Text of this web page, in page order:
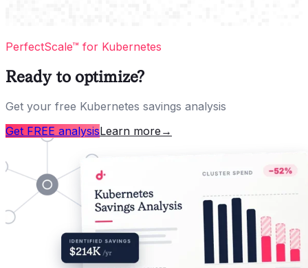
PerfectScale™ for Kubernetes
Ready to optimize?
Get your free Kubernetes savings analysis
Get FREE analysisLearn more →